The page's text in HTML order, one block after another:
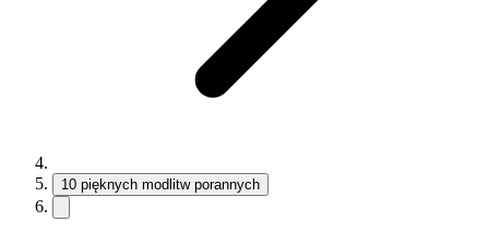
10 pięknych modlitw porannych